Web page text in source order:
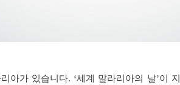
아가 있습니다. ‘세계 말라리아의 날’이